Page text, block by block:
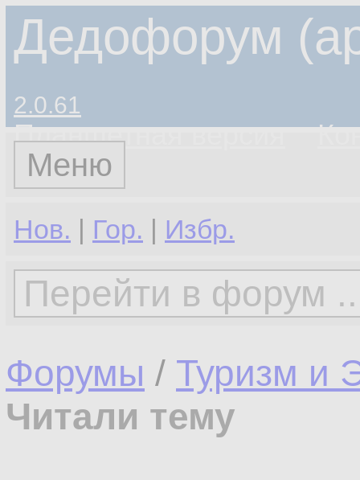
Дедофорум
2.0.61
Планшетная версия
Меню
Нов. | Гор. | Избр.
Форумы / Туризм и
Читали тему